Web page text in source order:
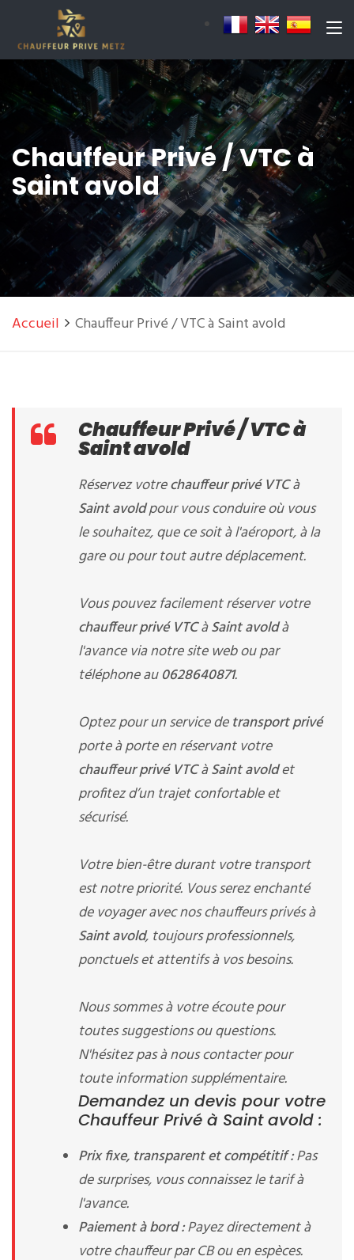
Chauffeur Privé / VTC à
Saint avold
Accueil Chauffeur Privé / VTC à Saint avold
Chauffeur Privé / VTC à
Saint avold
Réservez votrechauffeur privé VTCà
Saint avoldpour vous conduire où vous
le souhaitez, que ce soit à l'aéroport, à la
gare ou pour tout autre déplacement.
Vous pouvez facilement réserver votre
chauffeur privé VTCàSaint avoldà
l'avance via notre site web ou par
téléphone au0628640871.
Optez pour un service detransport privé
porte à porte en réservant votre
chauffeur privé VTCàSaint avoldet
profitez d’un trajet confortable et
sécurisé.
Votre bien-être durant votre transport
est notre priorité. Vous serez enchanté
de voyager avec nos chauffeurs privés à
Saint avold, toujours professionnels,
ponctuels et attentifs à vos besoins.
Nous sommes à votre écoute pour
toutes suggestions ou questions.
N'hésitez pas à nous contacter pour
toute information supplémentaire.
Demandez un devis pour votre
Chauffeur Privé à Saint avold :
Prix fixe, transparent et compétitif :Pas
de surprises, vous connaissez le tarif à
l'avance.
Paiement à bord :Payez directement à
votre chauffeur par CB ou en espèces.